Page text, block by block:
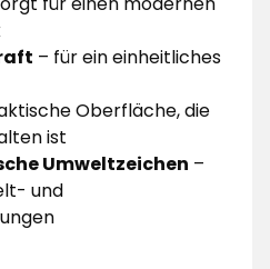
– für ein einheitliches
Oberfläche, die
ist
Umweltzeichen –
und